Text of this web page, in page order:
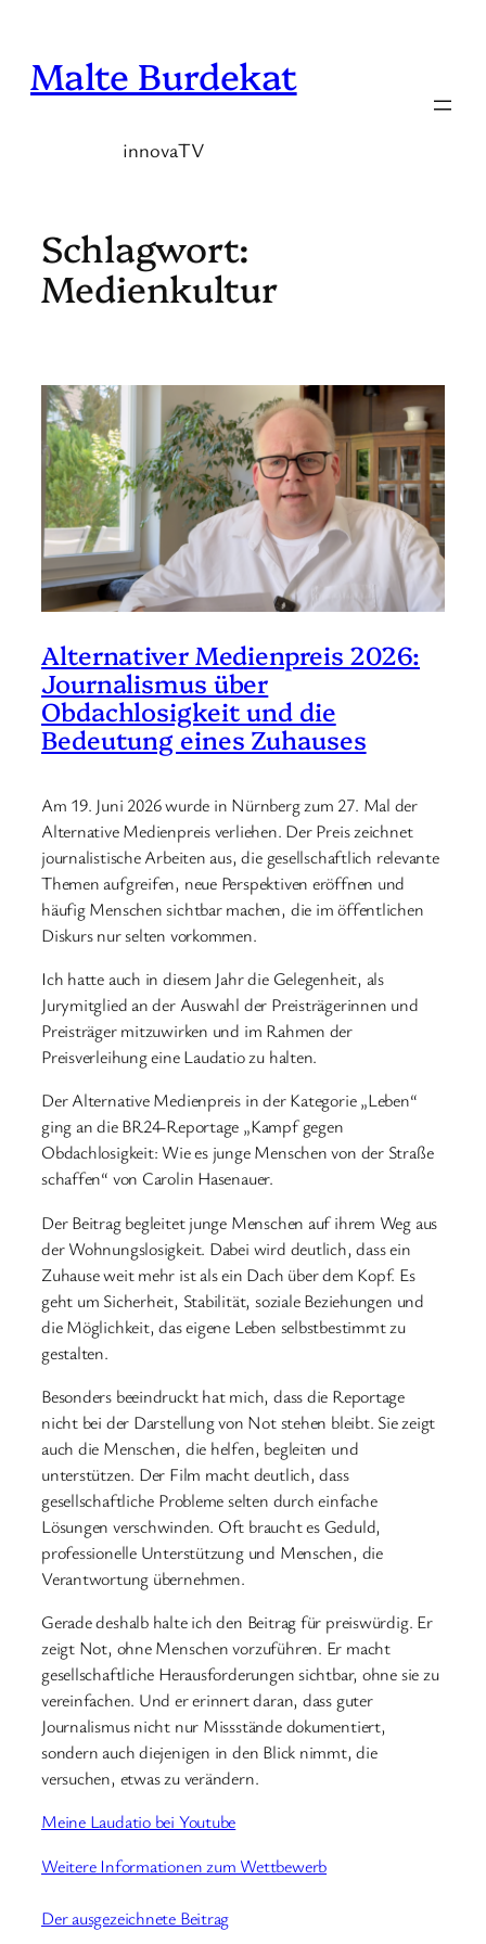
springen
Malte Burdekat
innovaTV
Schlagwort:
Medienkultur
Alternativer Medienpreis 2026:
Journalismus über
Obdachlosigkeit und die
Bedeutung eines Zuhauses
Am 19. Juni 2026 wurde in Nürnberg zum 27. Mal der
Alternative Medienpreis verliehen. Der Preis zeichnet
journalistische Arbeiten aus, die gesellschaftlich relevante
Themen aufgreifen, neue Perspektiven eröffnen und
häufig Menschen sichtbar machen, die im öffentlichen
Diskurs nur selten vorkommen.
Ich hatte auch in diesem Jahr die Gelegenheit, als
Jurymitglied an der Auswahl der Preisträgerinnen und
Preisträger mitzuwirken und im Rahmen der
Preisverleihung eine Laudatio zu halten.
Der Alternative Medienpreis in der Kategorie „Leben“
ging an die BR24-Reportage „Kampf gegen
Obdachlosigkeit: Wie es junge Menschen von der Straße
schaffen“ von Carolin Hasenauer.
Der Beitrag begleitet junge Menschen auf ihrem Weg aus
der Wohnungslosigkeit. Dabei wird deutlich, dass ein
Zuhause weit mehr ist als ein Dach über dem Kopf. Es
geht um Sicherheit, Stabilität, soziale Beziehungen und
die Möglichkeit, das eigene Leben selbstbestimmt zu
gestalten.
Besonders beeindruckt hat mich, dass die Reportage
nicht bei der Darstellung von Not stehen bleibt. Sie zeigt
auch die Menschen, die helfen, begleiten und
unterstützen. Der Film macht deutlich, dass
gesellschaftliche Probleme selten durch einfache
Lösungen verschwinden. Oft braucht es Geduld,
professionelle Unterstützung und Menschen, die
Verantwortung übernehmen.
Gerade deshalb halte ich den Beitrag für preiswürdig. Er
zeigt Not, ohne Menschen vorzuführen. Er macht
gesellschaftliche Herausforderungen sichtbar, ohne sie zu
vereinfachen. Und er erinnert daran, dass guter
Journalismus nicht nur Missstände dokumentiert,
sondern auch diejenigen in den Blick nimmt, die
versuchen, etwas zu verändern.
Meine Laudatio bei Youtube
Weitere Informationen zum Wettbewerb
Der ausgezeichnete Beitrag